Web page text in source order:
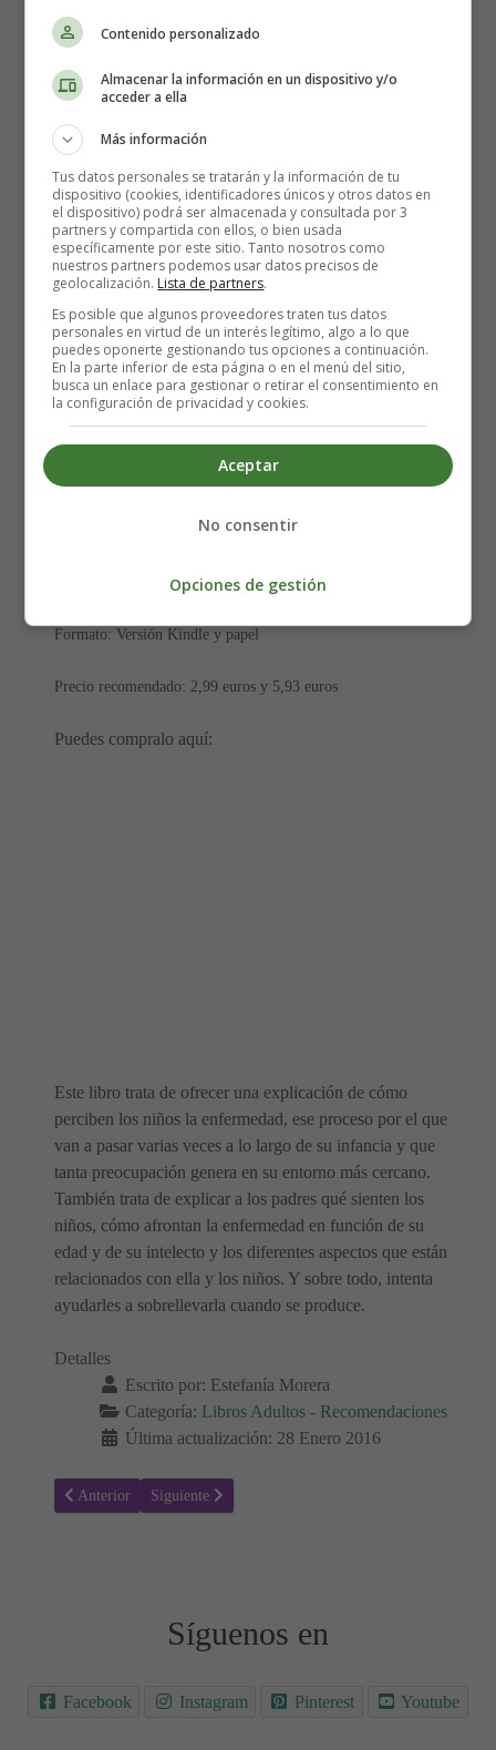
El Niño ante la Enfermedad
Título: El Niño ante la Enfermedad
Autor: Bruno Nievas
Editorial:
Fecha de lanzamiento:
Formato: Versión Kindle y papel
Precio recomendado: 2,99 euros y 5,93 euros
Puedes compralo aquí:
Este libro trata de ofrecer una explicación de cómo
perciben los niños la enfermedad, ese proceso por el que
van a pasar varias veces a lo largo de su infancia y que
tanta preocupación genera en su entorno más cercano.
También trata de explicar a los padres qué sienten los
niños, cómo afrontan la enfermedad en función de su
edad y de su intelecto y los diferentes aspectos que están
relacionados con ella y los niños. Y sobre todo, intenta
ayudarles a sobrellevarla cuando se produce.
Detalles
Escrito por: Estefanía Morera
Categoría: Libros Adultos - Recomendaciones
Última actualización: 28 Enero 2016
Artículo anterior: Guía de supervivencia para padres novatos
Anterior Artículo siguiente: Bésame Mucho: Cómo Criar a tus
Siguiente
Síguenos en
Facebook Instagram Pinterest Youtube
Contenido personalizado
Almacenar la información en un dispositivo y/o
acceder a ella
Más información
Tus datos personales se tratarán y la información de tu
dispositivo (cookies, identificadores únicos y otros datos en
el dispositivo) podrá ser almacenada y consultada por 3
partners y compartida con ellos, o bien usada
específicamente por este sitio. Tanto nosotros como
nuestros partners podemos usar datos precisos de
geolocalización. Lista de partners.
Es posible que algunos proveedores traten tus datos
personales en virtud de un interés legítimo, algo a lo que
puedes oponerte gestionando tus opciones a continuación.
En la parte inferior de esta página o en el menú del sitio,
busca un enlace para gestionar o retirar el consentimiento en
la configuración de privacidad y cookies.
Aceptar
No consentir
Opciones de gestión